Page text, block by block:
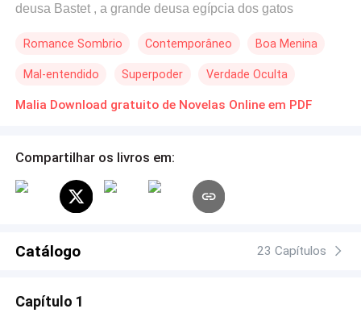
deusa Bastet , a grande deusa egípcia dos gatos
perder essa chance , lógicamente iria ajudar seu currículo
então parte junto com todos aqueles arqueólogos para o
Egito , mais o que ela não sabe é que algo maléfico
onde mulher não coloca os pés" e ela vai ensinar que
Romance Sombrio Contemporâneo Boa Menina
Mal-entendido Superpoder Verdade Oculta
Malia Download gratuito de Novelas Online em PDF
Compartilhar os livros em:
Catálogo 23 Capítulos
Capítulo 1